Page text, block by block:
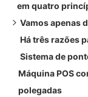
em quatro
Vamos apenas
1. Entrada de
2. Impressão
Há três razões
Sistema de
Máquina POS
polegadas